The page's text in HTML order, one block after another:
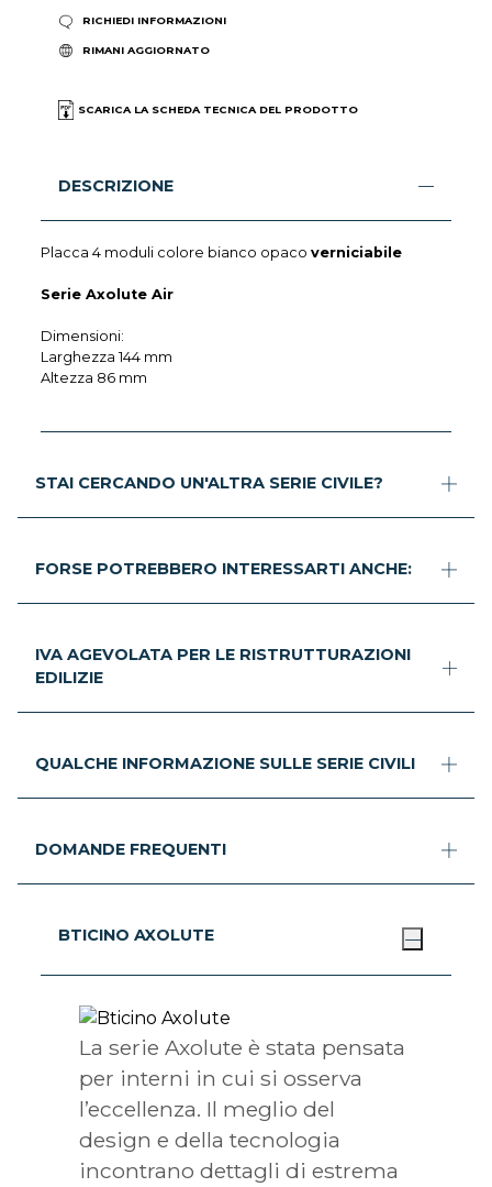
RICHIEDI INFORMAZIONI
RIMANI AGGIORNATO
SCARICA LA SCHEDA TECNICA DEL PRODOTTO
DESCRIZIONE
Placca 4 moduli colore bianco opacoverniciabile
Serie Axolute Air
Dimensioni:
Larghezza 144 mm
Altezza 86 mm
STAI CERCANDO UN'ALTRA SERIE CIVILE?
FORSE POTREBBERO INTERESSARTI ANCHE:
IVA AGEVOLATA PER LE RISTRUTTURAZIONI
EDILIZIE
QUALCHE INFORMAZIONE SULLE SERIE CIVILI
DOMANDE FREQUENTI
BTICINO AXOLUTE
La serie Axolute è stata pensata
per interni in cui si osserva
l’eccellenza. Il meglio del
design e della tecnologia
incontrano dettagli di estrema